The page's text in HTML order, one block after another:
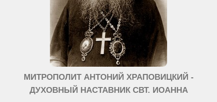
МИТРОПОЛИТ АНТОНИЙ ХРАПОВИЦКИЙ -
ДУХОВНЫЙ НАСТАВНИК СВТ. ИОАННА